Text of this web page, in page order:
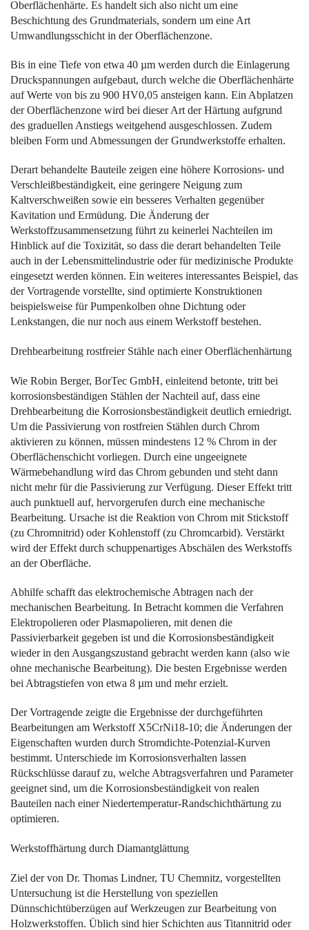
Oberflächenhärte. Es handelt sich also nicht um eine
Beschichtung des Grundmaterials, sondern um eine Art
Umwandlungsschicht in der Oberflächenzone.
Bis in eine Tiefe von etwa 40 µm werden durch die Einlagerung
Druckspannungen aufgebaut, durch welche die ­Oberflächenhärte
auf Werte von bis zu 900 HV0,05 ­ansteigen kann. Ein Abplatzen
der ­Oberflächenzone wird bei dieser Art der Härtung aufgrund
des graduellen Anstiegs weitgehend ausgeschlossen. Zudem
bleiben Form und Abmessungen der Grundwerkstoffe erhalten.
Derart behandelte Bauteile zeigen eine höhere Korrosions- und
Verschleißbeständigkeit, eine geringere Neigung zum
Kaltverschweißen sowie ein besseres Verhalten gegenüber
Kavitation und Ermüdung. Die Änderung der
Werkstoffzusammensetzung führt zu keinerlei Nachteilen im
Hinblick auf die Toxizität, so dass die derart behandelten Teile
auch in der Lebensmittelindustrie oder für medizinische Produkte
eingesetzt werden können. Ein weiteres interessantes Beispiel, das
der Vortragende vorstellte, sind optimierte Konstruktionen
beispielsweise für Pumpenkolben ohne Dichtung oder
Lenkstangen, die nur noch aus einem Werkstoff bestehen.
Drehbearbeitung rostfreier ­Stähle nach einer Oberflächenhärtung
Wie Robin Berger, BorTec GmbH, einleitend betonte, tritt bei
korrosionsbeständigen Stählen der Nachteil auf, dass eine
Drehbearbeitung die Korrosionsbeständigkeit deutlich erniedrigt.
Um die Passivierung von rostfreien Stählen durch Chrom
aktivieren zu können, müssen mindestens 12 % Chrom in der
Oberflächenschicht vorliegen. Durch eine ungeeignete
Wärmebehandlung wird das Chrom gebunden und steht dann
nicht mehr für die Passivierung zur Verfügung. Dieser Effekt tritt
auch punktuell auf, hervorgerufen durch eine mechanische
Bearbeitung. Ursache ist die Reaktion von Chrom mit Stickstoff
(zu Chromnitrid) oder Kohlenstoff (zu Chromcarbid). Verstärkt
wird der Effekt durch schuppenartiges Abschälen des Werkstoffs
an der Oberfläche.
Abhilfe schafft das elektrochemische Abtragen nach der
mechanischen Bearbeitung. In Betracht kommen die Verfahren
Elektropolieren oder Plasmapolieren, mit denen die
Passivierbarkeit gegeben ist und die Korro­sionsbeständigkeit
wieder in den Ausgangszustand gebracht werden kann (also wie
ohne mechanische Bearbeitung). Die besten Ergeb­nisse werden
bei Abtragstiefen von etwa 8 µm und mehr erzielt.
Der Vortragende zeigte die Ergebnisse der durchgeführten
Bearbeitungen am Werkstoff X5CrNi18-10; die Änderungen der
Eigenschaften wurden durch Stromdichte-Potenzial-Kurven
bestimmt. Unterschiede im Korrosionsverhalten lassen
Rückschlüsse darauf zu, welche Abtragsverfahren und Parameter
geeignet sind, um die Korrosionsbeständigkeit von realen
Bauteilen nach einer Niedertemperatur-Randschichthärtung zu
optimieren.
Werkstoffhärtung durch ­Diamantglättung
Ziel der von Dr. Thomas Lindner, TU Chemnitz, vorgestellten
Untersuchung ist die Herstellung von speziellen
Dünnschichtüberzügen auf Werkzeugen zur Bearbeitung von
Holzwerkstoffen. Üblich sind hier Schichten aus Titannitrid oder